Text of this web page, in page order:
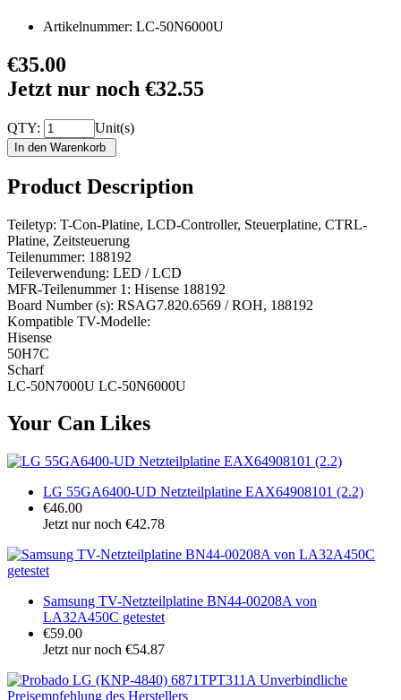
Artikelnummer: LC-50N6000U
€35.00
Jetzt nur noch €32.55
QTY: Unit(s)
Product Description
Teiletyp: T-Con-Platine, LCD-Controller, Steuerplatine, CTRL-
Platine, Zeitsteuerung
Teilenummer: 188192
Teileverwendung: LED / LCD
MFR-Teilenummer 1: Hisense 188192
Board Number (s): RSAG7.820.6569 / ROH, 188192
Kompatible TV-Modelle:
Hisense
50H7C
Scharf
LC-50N7000U LC-50N6000U
Your Can Likes
LG 55GA6400-UD Netzteilplatine EAX64908101 (2.2)
€46.00
Jetzt nur noch €42.78
Samsung TV-Netzteilplatine BN44-00208A von
LA32A450C getestet
€59.00
Jetzt nur noch €54.87